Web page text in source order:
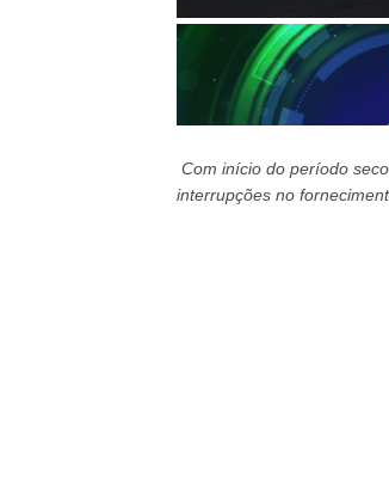
Com início do período
interrupções no